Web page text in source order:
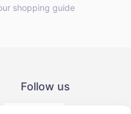
shopping guide
Follow us